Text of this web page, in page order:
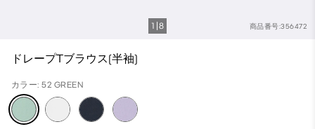
商品番号:356472
1 8
ドレープTブラウス(半袖)
カラー: 52 GREEN